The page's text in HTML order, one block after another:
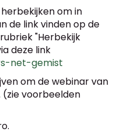
om in
de link vinden op de
"Herbekijk
deze link
net-gemist
om de webinar van
(zie voorbeelden